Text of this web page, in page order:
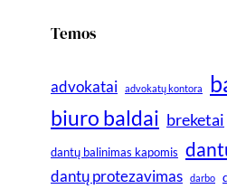
Temos
advokatai advokatų kontora
biuro baldai breketai
dantų balinimas kapomis
dantų protezavimas darbo